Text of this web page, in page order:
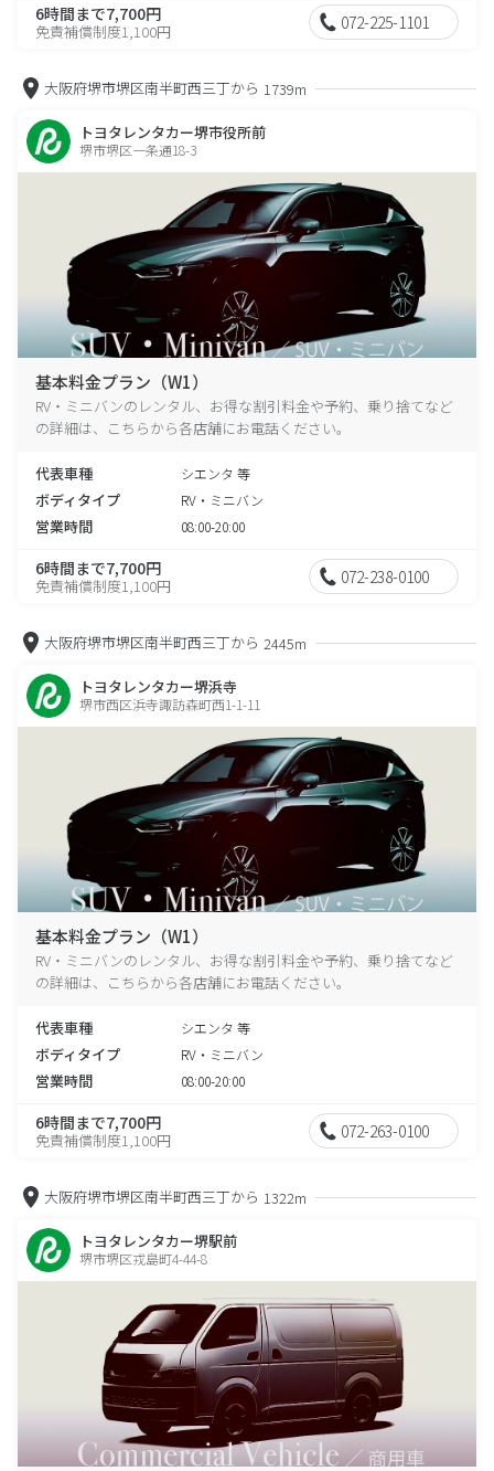
6時間まで7,700円
免責補償制度1,100円 072-225-1101
大阪府堺市堺区南半町西三丁から 1739m
トヨタレンタカー堺市役所前
堺市堺区一条通18-3
基本料金プラン（W1）
RV・ミニバンのレンタル、お得な割引料金や予約、乗り捨てなど
の詳細は、こちらから各店舗にお電話ください。
代表車種 シエンタ 等
ボディタイプ RV・ミニバン
営業時間 08:00-20:00
6時間まで7,700円
免責補償制度1,100円 072-238-0100
大阪府堺市堺区南半町西三丁から 2445m
トヨタレンタカー堺浜寺
堺市西区浜寺諏訪森町西1-1-11
基本料金プラン（W1）
RV・ミニバンのレンタル、お得な割引料金や予約、乗り捨てなど
の詳細は、こちらから各店舗にお電話ください。
代表車種 シエンタ 等
ボディタイプ RV・ミニバン
営業時間 08:00-20:00
6時間まで7,700円
免責補償制度1,100円 072-263-0100
大阪府堺市堺区南半町西三丁から 1322m
トヨタレンタカー堺駅前
堺市堺区戎島町4-44-8